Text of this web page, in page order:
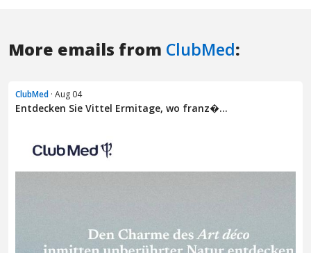
More emails from ClubMed:
ClubMed · Aug 04
Entdecken Sie Vittel Ermitage, wo franz�...